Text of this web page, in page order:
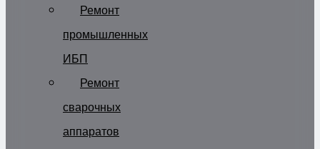
Ремонт
промышленных
ИБП
Ремонт
сварочных
аппаратов